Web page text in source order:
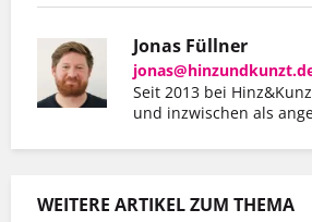
Jonas Füllner
Seit 2013 bei
und inzwischen als
WEITERE ARTIKEL ZUM THEMA